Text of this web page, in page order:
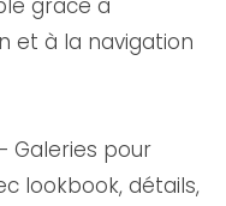
grâce à
et à la navigation
Galeries pour
lookbook, détails,